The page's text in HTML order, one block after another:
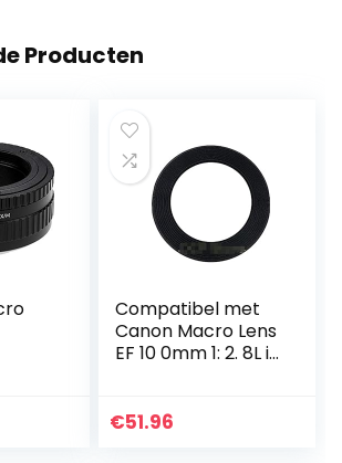
Producten
Compatibel met
Canon Macro Lens
EF 10 0mm 1: 2. 8L is
Canon EF 100 mm
€51.96